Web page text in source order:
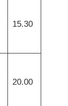
15.30
20.00